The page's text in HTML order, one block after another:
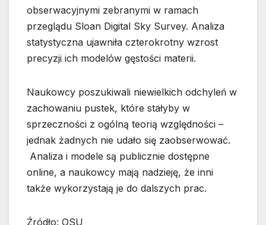
obserwacyjnymi zebranymi w ramach
przeglądu Sloan Digital Sky Survey. Analiza
statystyczna ujawniła czterokrotny wzrost
precyzji ich modelów gęstości materii.
Naukowcy poszukiwali niewielkich odchyleń w
zachowaniu pustek, które stałyby w
sprzeczności z ogólną teorią względności –
jednak żadnych nie udało się zaobserwować.
Analiza i modele są publicznie dostępne
online, a naukowcy mają nadzieję, że inni
także wykorzystają je do dalszych prac.
Źródło: OSU